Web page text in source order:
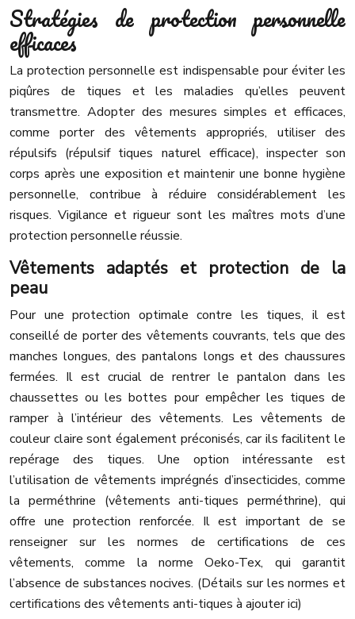
Stratégies de protection personnelle
efficaces
La protection personnelle est indispensable pour éviter les
piqûres de tiques et les maladies qu’elles peuvent
transmettre. Adopter des mesures simples et efficaces,
comme porter des vêtements appropriés, utiliser des
répulsifs (répulsif tiques naturel efficace), inspecter son
corps après une exposition et maintenir une bonne hygiène
personnelle, contribue à réduire considérablement les
risques. Vigilance et rigueur sont les maîtres mots d’une
protection personnelle réussie.
Vêtements adaptés et protection de la
peau
Pour une protection optimale contre les tiques, il est
conseillé de porter des vêtements couvrants, tels que des
manches longues, des pantalons longs et des chaussures
fermées. Il est crucial de rentrer le pantalon dans les
chaussettes ou les bottes pour empêcher les tiques de
ramper à l’intérieur des vêtements. Les vêtements de
couleur claire sont également préconisés, car ils facilitent le
repérage des tiques. Une option intéressante est
l’utilisation de vêtements imprégnés d’insecticides, comme
la perméthrine (vêtements anti-tiques perméthrine), qui
offre une protection renforcée. Il est important de se
renseigner sur les normes de certifications de ces
vêtements, comme la norme Oeko-Tex, qui garantit
l’absence de substances nocives. (Détails sur les normes et
certifications des vêtements anti-tiques à ajouter ici)